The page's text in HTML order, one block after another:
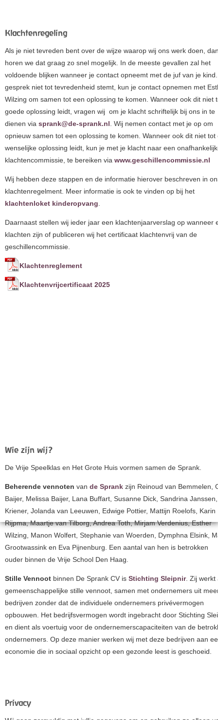
Klachtenregeling
Als je niet tevreden bent over de wijze waarop wij ons werk doen,
horen we dat graag zo snel mogelijk. In de meeste gevallen zal het
voldoende blijken wanneer je contact opneemt met de juf van je
gesprek niet tot tevredenheid stemt, kun je contact opnemen met
Wilzing om samen tot een oplossing te komen. Wanneer ook dit niet
goede oplossing leidt, vragen wij om je klacht schriftelijk bij ons in te
dienen via sprank@de-sprank.nl . Wij nemen contact met je op om
opnieuw samen tot een oplossing te komen. Wanneer ook dit niet tot
wenselijke oplossing leidt, kun je met je klacht naar een
klachtencommissie, te bereiken via www.geschillencommissie.nl
Wij hebben deze stappen en de informatie hierover beschreven in
klachtenregelment. Meer informatie is ook te vinden op bij het
klachtenloket kinderopvang
Daarnaast stellen wij ieder jaar een klachtenjaarverslag op wanneer
klachten zijn of publiceren wij het certificaat klachtenvrij van de
geschillencommissie.
Klachtenreglement
Klachtenvrijcertificaat 2025
Wie zijn wij?
De Vrije Speelklas en Het Grote Huis vormen samen de Sprank.
Beherende vennoten van de Sprank zijn Reinoud van Bemmelen,
Baijer, Melissa Baijer, Lana Buffart, Susanne Dick, Sandrina
Kriener, Jolanda van Leeuwen, Edwige Pottier, Mattijn Roelofs, Karin
Rijpma, Maartje van Tilborg, Andrea Toth, Mirjam Verdenius, Esther
Wilzing, Manon Wolfert, Stephanie van Woerden, Dymphna Elsink,
Grootwassink en Eva Pijnenburg. Een aantal van hen is betrokken
ouder binnen de Vrije School Den Haag.
Stille Vennoot binnen De Sprank CV is Stichting Sleipnir. Zij werkt
gemeenschappelijke stille vennoot, samen met ondernemers uit
bedrijven zonder dat de individuele ondernemers privévermogen
opbouwen. Het bedrijfsvermogen wordt ingebracht door Stichting
en dient als voertuig voor de ondernemerscapaciteiten van de
ondernemers. Op deze manier werken wij met deze bedrijven aan
economie die in sociaal opzicht op een gezonde leest is geschoeid.
Privacy